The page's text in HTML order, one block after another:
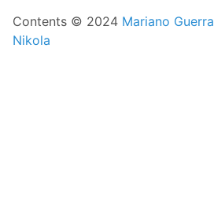
Contents © 2024 Mariano Guerra
Nikola